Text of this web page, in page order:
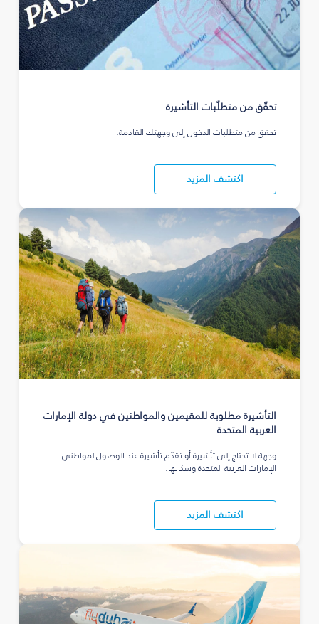
تحقّق من متطلّبات التأشيرة
تحقق من متطلبات الدخول إلى وجهتك القادمة.
اكتشف المزيد
التأشيرة مطلوبة للمقيمين والمواطنين في دولة الإمارات
العربية المتحدة
وجهة لا تحتاج إلى تأشيرة أو تقدّم تأشيرة عند الوصول لمواطني
الإمارات العربية المتحدة وسكانها.
اكتشف المزيد